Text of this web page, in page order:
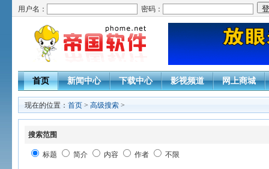
用户名： 密码：
首页 新闻中心 下载中心 影视频道 网上商城
现在的位置： 首页 > 高级搜索 >
搜索范围
标题 简介 内容 作者 不限